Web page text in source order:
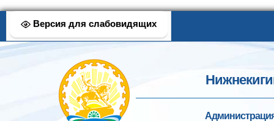
Версия для слабовидящих